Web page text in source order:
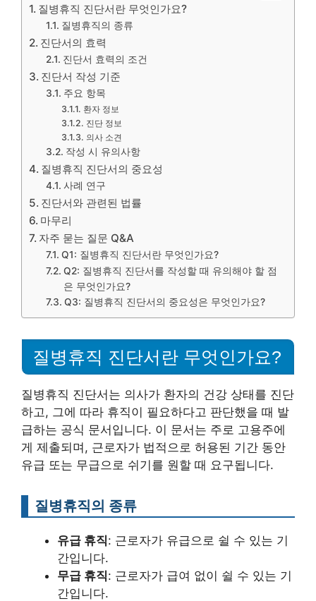
질병휴직 진단서란 무엇인가요?
질병휴직의 종류
진단서의 효력
진단서 효력의 조건
진단서 작성 기준
주요 항목
환자 정보
진단 정보
의사 소견
작성 시 유의사항
질병휴직 진단서의 중요성
사례 연구
진단서와 관련된 법률
마무리
자주 묻는 질문 Q&A
Q1: 질병휴직 진단서란 무엇인가요?
Q2: 질병휴직 진단서를 작성할 때 유의해야 할 점
은 무엇인가요?
Q3: 질병휴직 진단서의 중요성은 무엇인가요?
질병휴직 진단서란 무엇인가요?
질병휴직 진단서는 의사가 환자의 건강 상태를 진단
하고, 그에 따라 휴직이 필요하다고 판단했을 때 발
급하는 공식 문서입니다. 이 문서는 주로 고용주에
게 제출되며, 근로자가 법적으로 허용된 기간 동안
유급 또는 무급으로 쉬기를 원할 때 요구됩니다.
질병휴직의 종류
유급 휴직: 근로자가 유급으로 쉴 수 있는 기
간입니다.
무급 휴직: 근로자가 급여 없이 쉴 수 있는 기
간입니다.